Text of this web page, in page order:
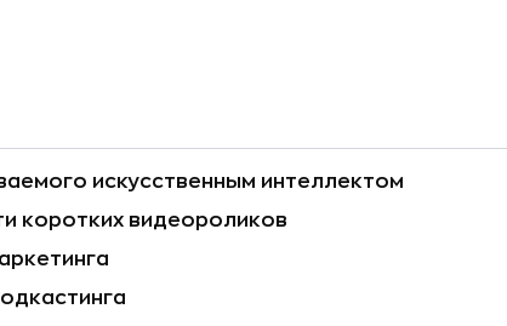
искусственным интеллектом
коротких видеороликов